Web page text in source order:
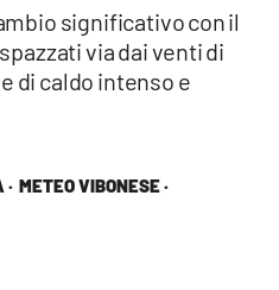
· METEO VIBONESE ·
significativo con il
via dai venti di
di caldo intenso e